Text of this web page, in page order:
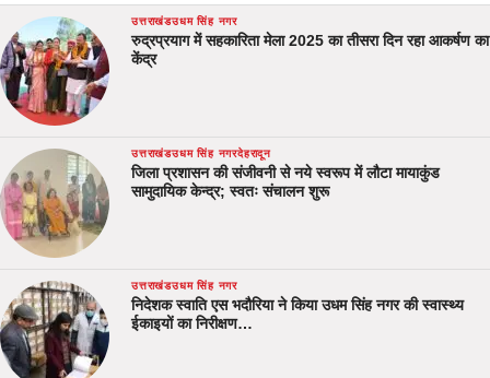
उत्तराखंडउधम सिंह नगर
रुद्रप्रयाग में सहकारिता मेला 2025 का तीसरा दिन रहा आकर्षण का
केंद्र
उत्तराखंडउधम सिंह नगरदेहरादून
जिला प्रशासन की संजीवनी से नये स्वरूप में लौटा मायाकुंड
सामुदायिक केन्द्र; स्वतः संचालन शुरू
उत्तराखंडउधम सिंह नगर
निदेशक स्वाति एस भदौरिया ने किया उधम सिंह नगर की स्वास्थ्य
ईकाइयों का निरीक्षण…